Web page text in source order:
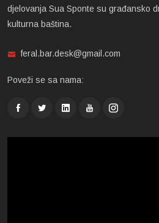
djelovanja Sua Sponte su građansko
kulturna baština.
feral.bar.desk@gmail.com
Poveži se sa nama: